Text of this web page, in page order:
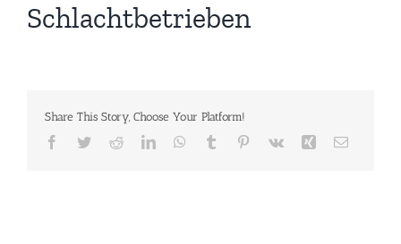
Schlachtbetrieben
Share This Story, Choose Your Platform!
Facebook
TwitterRedditLinkedInWhatsApp
Tumblr Pinterest
Vk Xing E-